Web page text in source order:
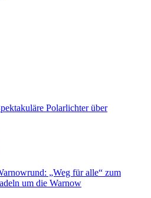
Polarlichter über
„Weg für alle“ zum
um die Warnow